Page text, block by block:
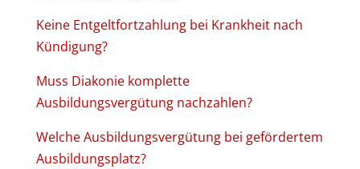
Keine Entgeltfortzahlung bei Krankheit nach
Kündigung?
Muss Diakonie komplette
Ausbildungsvergütung nachzahlen?
Welche Ausbildungsvergütung bei gefördertem
Ausbildungsplatz?